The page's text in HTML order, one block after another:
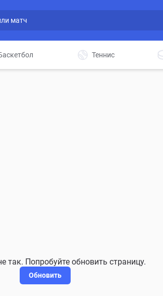
Теннис
так. Попробуйте обновить страницу.
Обновить